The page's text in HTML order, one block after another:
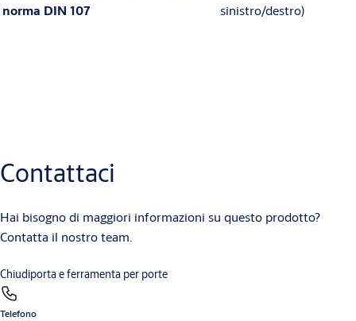
norma DIN 107
sinistro/destro)
Frontale163_DisegnoTecnico
Contattaci
Hai bisogno di maggiori informazioni su questo prodotto?
Contatta il nostro team.
Chiudiporta e ferramenta per porte
Telefono